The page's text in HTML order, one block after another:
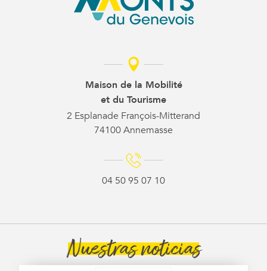
Maison de la Mobilité
et du Tourisme
2 Esplanade François-Mitterand
74100 Annemasse
04 50 95 07 10
Nuestras noticias